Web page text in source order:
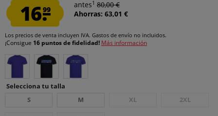
16.99
antes1 80,00 €
Ahorras: 63,01 €
Los precios de venta incluyen IVA. Gastos de envío no incluidos.
¡Consigue 16 puntos de fidelidad! Más información
Selecciona tu talla
S
M XL 2XL